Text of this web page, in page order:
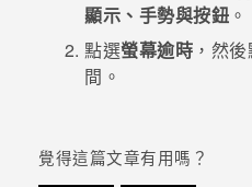
校園專案
企業採購
銷售通路
支援服務
VIVELAND
顯示、手勢與按鈕 。
點選螢幕逾時 ，然
間。
覺得這篇文章有用嗎？